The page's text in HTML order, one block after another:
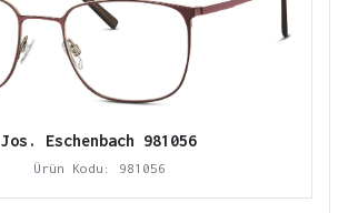
Jos. Eschenbach 981056
Ürün Kodu: 981056